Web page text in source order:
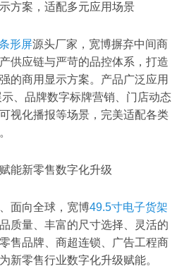
方案，适配多元应用场景
形屏源头厂家，宽博摒弃中间商
供应链与严苛的品控体系，打造
的商用显示方案。产品广泛应用
、品牌数字标牌营销、门店动态
视化播报等场景，完美适配各类
能新零售数字化升级
面向全球，宽博49.5寸电子货架
质量、丰富的尺寸选择、灵活的
售品牌、商超连锁、广告工程商
新零售行业数字化升级赋能。